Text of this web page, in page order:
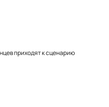
приходят к сценарию